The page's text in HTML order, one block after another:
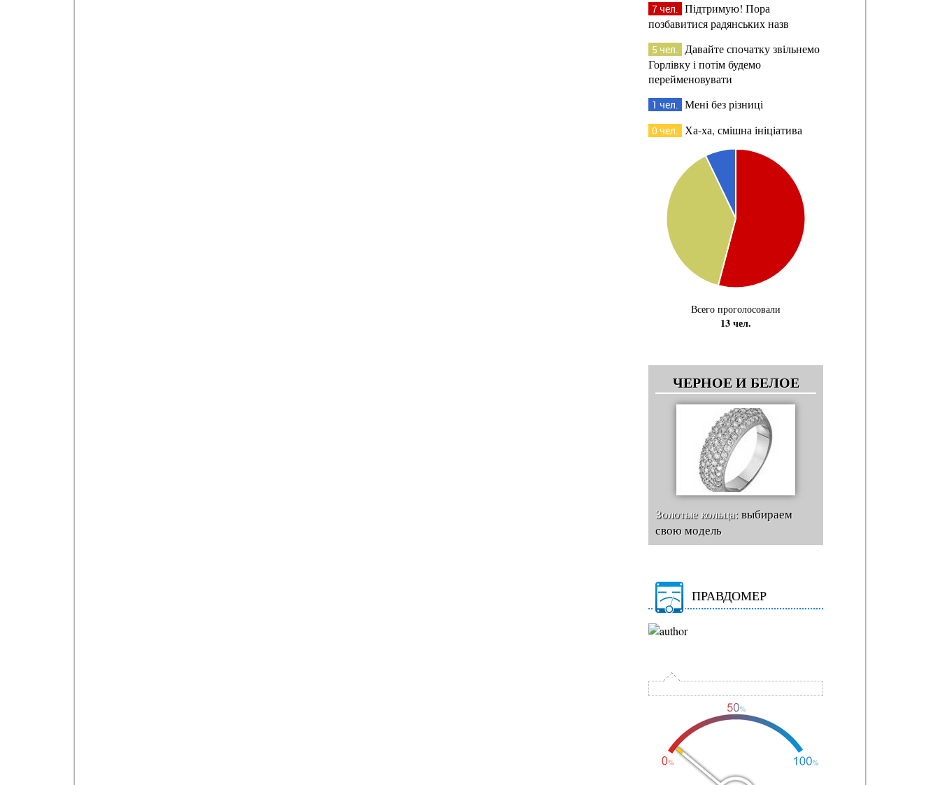
7 чел. Підтримую! Пора
позбавитися радянських назв
5 чел. Давайте спочатку звільнемо
Горлівку і потім будемо
перейменовувати
1 чел. Мені без різниці
0 чел. Ха-ха, смішна ініціатива
Всего проголосовали
13 чел.
ЧЕРНОЕ И БЕЛОЕ
Золотые кольца:выбираем
свою модель
ПРАВДОМЕР